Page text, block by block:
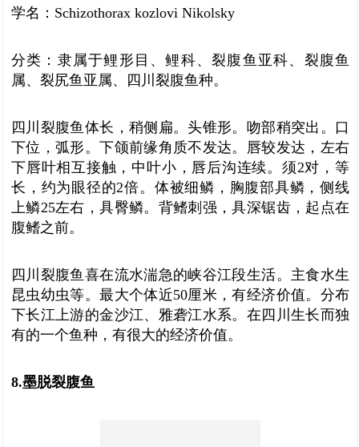
学名：Schizothorax kozlovi Nikolsky
分类：隶属于鲤形目、鲤科、裂腹鱼亚科、裂腹鱼
属、裂尻鱼亚属、四川裂腹鱼种。
四川裂腹鱼体长，稍侧扁。头锥形。吻部稍突出。口
下位，弧形。下颌前缘角质不发达。唇较发达，左右
下唇叶相互接触，中叶小，唇后沟连续。须2对，等
长，约为眼径的2倍。体被细鳞，胸腹部具鳞，侧线
上鳞25左右，具臀鳞。背鳍刺强，具深锯齿，起点在
腹鳍之前。
四川裂腹鱼喜在流水湍急的峡谷江段生活。主食水生
昆虫幼虫等。最大个体近50厘米，有经济价值。分布
下长江上游的金沙江、雅砻江水系。在四川生长而独
有的一个鱼种，有很大的经济价值。
8.墨脱裂腹鱼